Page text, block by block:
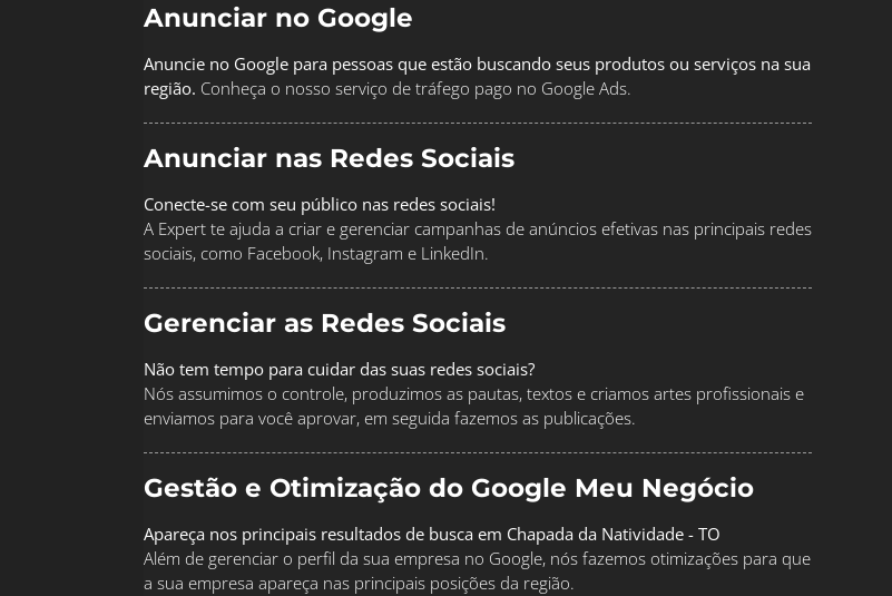
Anunciar no Google
Anuncie no Google para pessoas que estão buscando seus produtos ou serviços na sua
região. Conheça o nosso serviço de tráfego pago no Google Ads.
Anunciar nas Redes Sociais
Conecte-se com seu público nas redes sociais!
A Expert te ajuda a criar e gerenciar campanhas de anúncios efetivas nas principais redes
sociais, como Facebook, Instagram e LinkedIn.
Gerenciar as Redes Sociais
Não tem tempo para cuidar das suas redes sociais?
Nós assumimos o controle, produzimos as pautas, textos e criamos artes profissionais e
enviamos para você aprovar, em seguida fazemos as publicações.
Gestão e Otimização do Google Meu Negócio
Apareça nos principais resultados de busca em Chapada da Natividade - TO
Além de gerenciar o perfil da sua empresa no Google, nós fazemos otimizações para que
a sua empresa apareça nas principais posições da região.